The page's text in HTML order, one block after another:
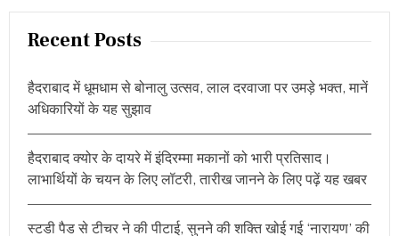
a
Recent Posts
हैदराबाद में धूमधाम से बोनालु उत्सव, लाल दरवाजा पर उमड़े भक्त, मानें
अधिकारियों के यह सुझाव
हैदराबाद क्योर के दायरे में इंदिरम्मा मकानों को भारी प्रतिसाद।
लाभार्थियों के चयन के लिए लॉटरी, तारीख जानने के लिए पढ़ें यह खबर
स्टडी पैड से टीचर ने की पीटाई, सुनने की शक्ति खोई गई ‘नारायण’ की